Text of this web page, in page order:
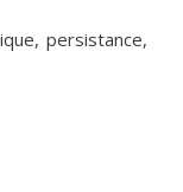
persistance,